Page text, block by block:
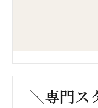
＼専門ス